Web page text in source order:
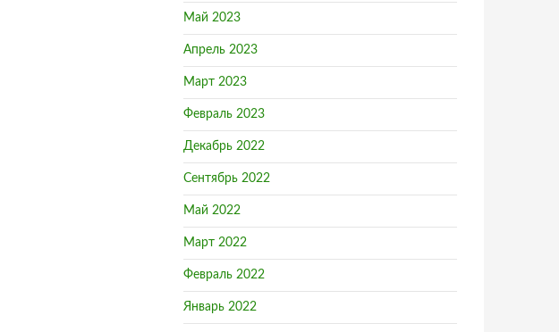
Май 2023
Апрель 2023
Март 2023
Февраль 2023
Декабрь 2022
Сентябрь 2022
Май 2022
Март 2022
Февраль 2022
Январь 2022